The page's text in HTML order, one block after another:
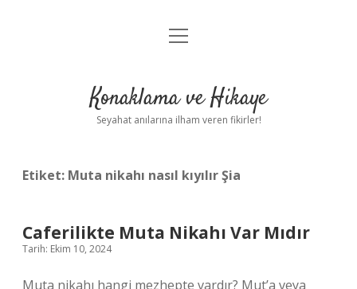
Anasayfa
Yasal Uyarı
menüyü
Konaklama ve Hikaye
Seyahat anılarına ilham veren fikirler!
Etiket: Muta nikahı nasıl kıyılır Şia
Caferilikte Muta Nikahı Var Mıdır
Tarih: Ekim 10, 2024
Muta nikahı hangi mezhepte vardır? Mut’a veya